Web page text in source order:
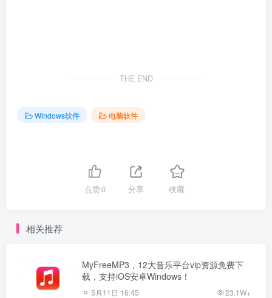
THE END
Windows软件 电脑软件
点赞0 分享 收藏
相关推荐
MyFreeMP3，12大音乐平台vip资源免费下
载，支持iOS安卓Windows！
5月11日 16:45 23.1W+